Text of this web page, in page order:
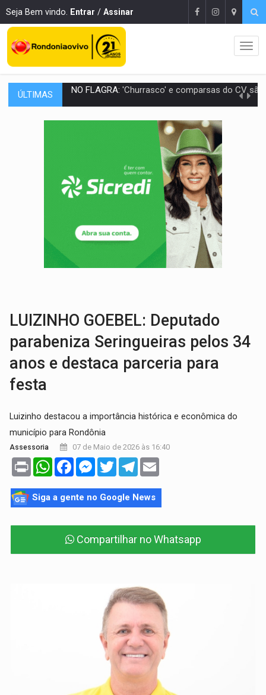
Seja Bem vindo. Entrar / Assinar
ÚLTIMAS URGENTE:Homem é baleado após apontar arma para
GRAVE:Homem é esfaqueado no peito durante briga
Denarc e Receita Federal apreendem 12 kg de skunk e arma que
OPERAÇÃO DA PC: Membros do CV são presos com armas e drogas
ENTRADA GRATUITA: Espetáculo As Marias Somos Nós será
Três são presos após furto de motocicleta em frente
CELEBRAÇÃO:Cerejeiras completa 43 anos de emancipação com
SAÚDE: Anvisa desmente boato sobre presença de plástico ou
LUIZINHO GOEBEL: Deputado
parabeniza Seringueiras pelos 34
anos e destaca parceria para
festa
Luizinho destacou a importância histórica e econômica do
município para Rondônia
Assessoria 07 de Maio de 2026 às 16:40
Print WhatsAppFacebookMessenger
TwitterTelegram
Siga a gente no Google News
Compartilhar no Whatsapp